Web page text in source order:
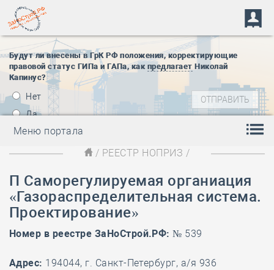
Будут ли внесены в ГрК РФ положения, корректирующие
правовой статус ГИПа и ГАПа, как предлагает Николай
Капинус?
Нет
Да
Меню портала
/ РЕЕСТР НОПРИЗ /
П Саморегулируемая органиация
«Газораспределительная система.
Проектирование»
Номер в реестре ЗаНоСтрой.РФ: № 539
Адрес: 194044, г. Санкт-Петербург, а/я 936